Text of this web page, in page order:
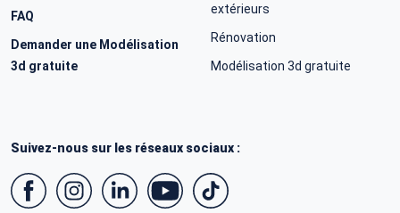
FAQ
Demander une Modélisation
3d gratuite
extérieurs
Rénovation
Modélisation 3d gratuite
Suivez-nous sur les réseaux sociaux :